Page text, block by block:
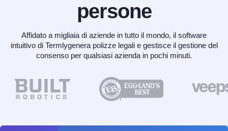
persone
Affidato a migliaia di aziende in tutto il mondo, il software
intuitivo di Termlygenera polizze legali e gestisce il gestione del
consenso per qualsiasi azienda in pochi minuti.